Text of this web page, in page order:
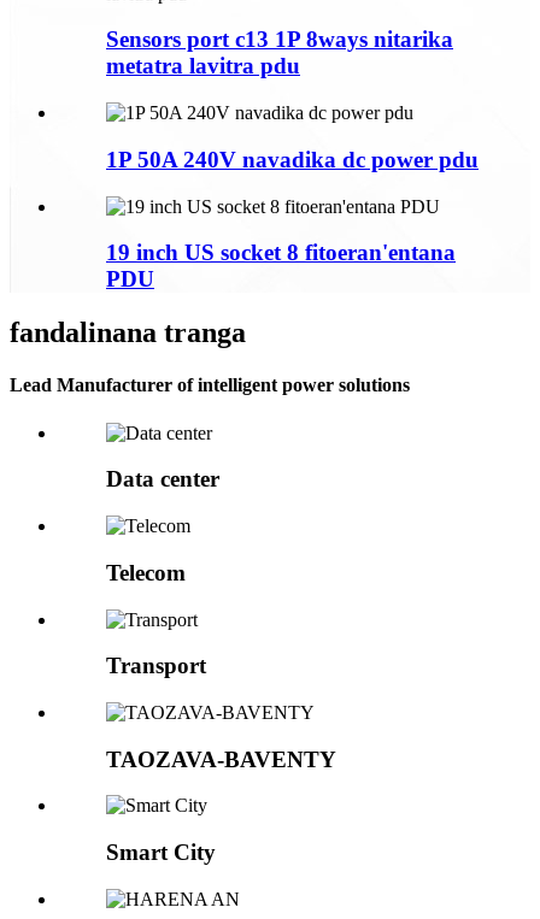
Sensors port c13 1P 8ways nitarika
metatra lavitra pdu
1P 50A 240V navadika dc power pdu
19 inch US socket 8 fitoeran'entana
PDU
fandalinana tranga
Lead Manufacturer of intelligent power solutions
Data center
Telecom
Transport
TAOZAVA-BAVENTY
Smart City